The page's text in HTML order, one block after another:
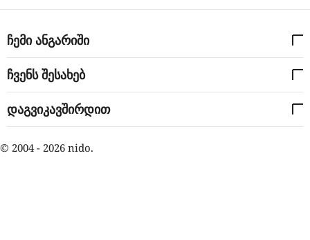
ჩემი ანგარიში
ჩვენს შესახებ
დაგვიკავშირდით
© 2004 - 2026 nido.